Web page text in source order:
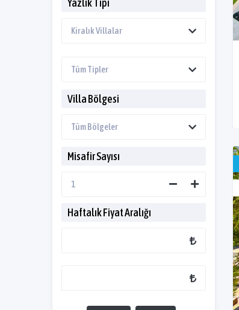
Yazlık Tipi
Villa Bölgesi
Misafir Sayısı
Haftalık Fiyat Aralığı